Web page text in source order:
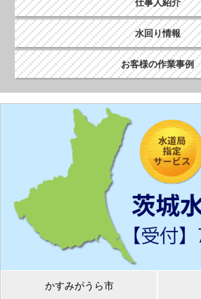
仕事人紹介
水回り情報
お客様の作業事例
かすみがうら市